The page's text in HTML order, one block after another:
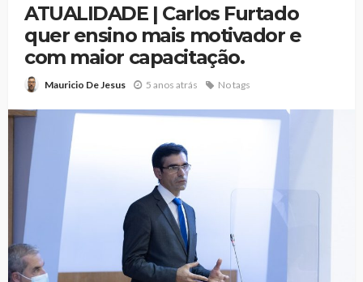
ATUALIDADE | Carlos Furtado
quer ensino mais motivador e
com maior capacitação.
Mauricio De Jesus 5 anos atrás No tags